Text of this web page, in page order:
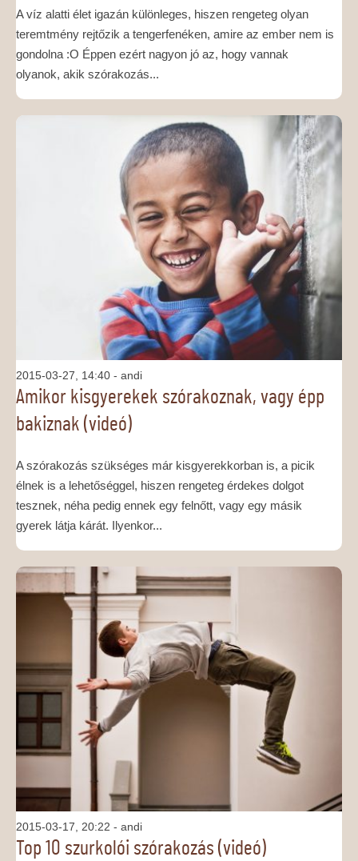
A víz alatti élet igazán különleges, hiszen rengeteg olyan
teremtmény rejtőzik a tengerfenéken, amire az ember nem is
gondolna :O Éppen ezért nagyon jó az, hogy vannak
olyanok, akik szórakozás...
2015-03-27, 14:40 - andi
Amikor kisgyerekek szórakoznak, vagy épp
bakiznak (videó)
A szórakozás szükséges már kisgyerekkorban is, a picik
élnek is a lehetőséggel, hiszen rengeteg érdekes dolgot
tesznek, néha pedig ennek egy felnőtt, vagy egy másik
gyerek látja kárát. Ilyenkor...
2015-03-17, 20:22 - andi
Top 10 szurkolói szórakozás (videó)